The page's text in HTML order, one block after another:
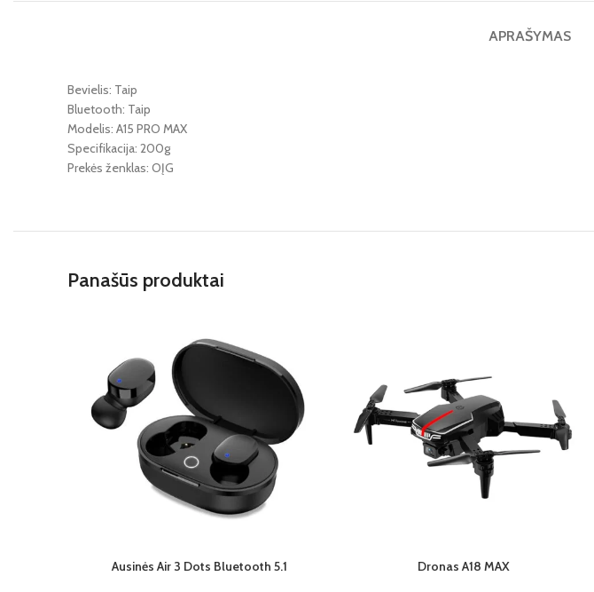
APRAŠYMAS
Bevielis: Taip
Bluetooth: Taip
Modelis: A15 PRO MAX
Specifikacija: 200g
Prekės ženklas: OĮG
Panašūs produktai
Ausinės Air 3 Dots Bluetooth 5.1 Dronas A18 MAX